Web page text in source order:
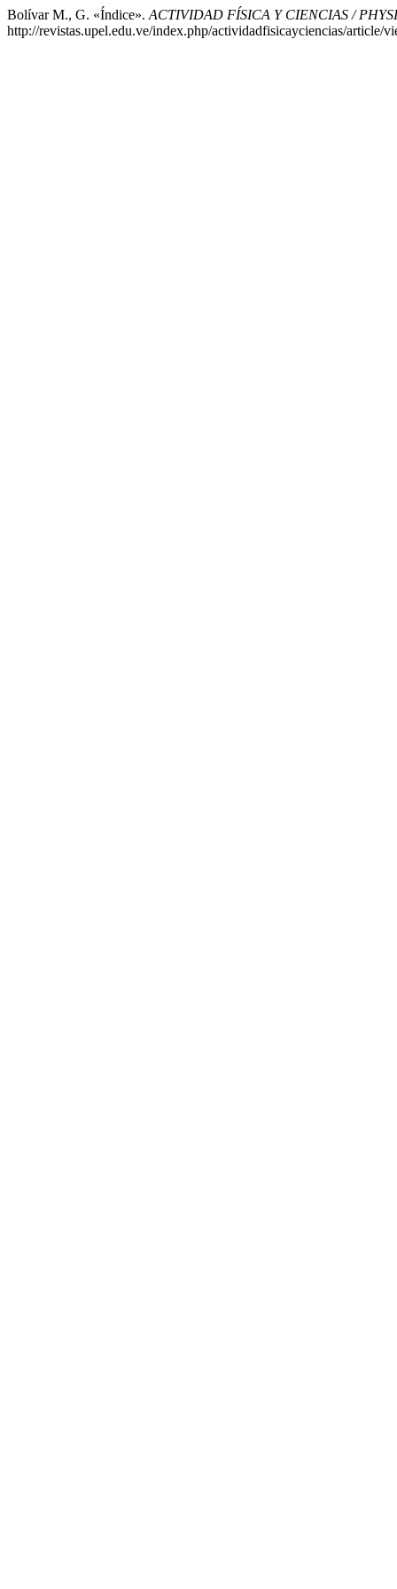
Bolívar M., G. «Índice». ACTIVIDAD FÍSICA Y CIENCIAS /
http://revistas.upel.edu.ve/index.php/actividadfisicayciencias/article/